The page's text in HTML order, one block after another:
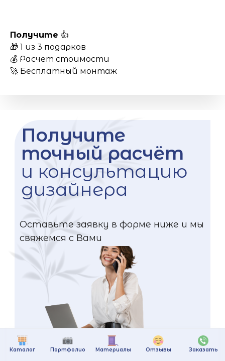
Каталог Портфолио Материалы Отзывы Заказать
Получите 👍
🎁 1 из 3 подарков
💰 Расчет стоимости
🚀 Бесплатный монтаж
Получите
точный расчёт
и консультацию
дизайнера
Оставьте заявку в форме ниже и мы
свяжемся с Вами